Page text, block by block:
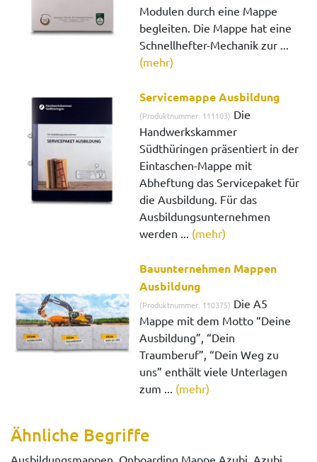
Modulen durch eine Mappe
begleiten. Die Mappe hat eine
Schnellhefter-Mechanik zur ...
(mehr)
Servicemappe Ausbildung
(Produktnummer: 111103) Die
Handwerkskammer
Südthüringen präsentiert in der
Eintaschen-Mappe mit
Abheftung das Servicepaket für
die Ausbildung. Für das
Ausbildungsunternehmen
werden ... (mehr)
Bauunternehmen Mappen
Ausbildung
(Produktnummer: 110375) Die A5
Mappe mit dem Motto “Deine
Ausbildung”, “Dein
Traumberuf”, “Dein Weg zu
uns” enthält viele Unterlagen
zum ... (mehr)
Ähnliche Begriffe